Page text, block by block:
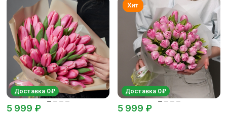
Доставка 0₽
5 999 ₽
Доставка 0₽
5 999 ₽